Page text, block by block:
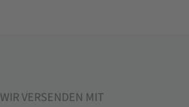
WIR VERSENDEN MIT